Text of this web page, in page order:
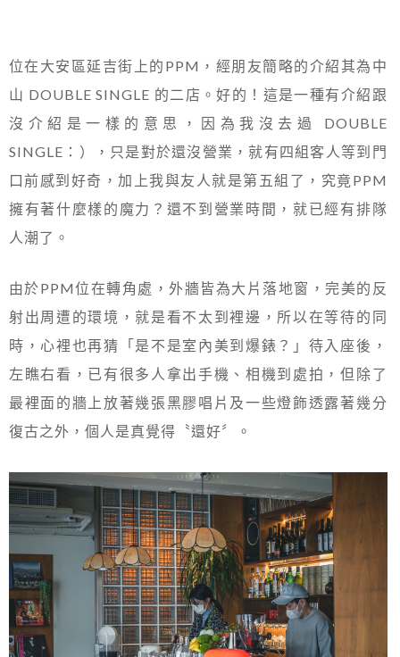
位在大安區延吉街上的PPM，經朋友簡略的介紹其為中
山 DOUBLE SINGLE 的二店。好的！這是一種有介紹跟
沒介紹是一樣的意思，因為我沒去過 DOUBLE
SINGLE：），只是對於還沒營業，就有四組客人等到門
口前感到好奇，加上我與友人就是第五組了，究竟PPM
擁有著什麼樣的魔力？還不到營業時間，就已經有排隊
人潮了。
由於PPM位在轉角處，外牆皆為大片落地窗，完美的反
射出周遭的環境，就是看不太到裡邊，所以在等待的同
時，心裡也再猜「是不是室內美到爆錶？」待入座後，
左瞧右看，已有很多人拿出手機、相機到處拍，但除了
最裡面的牆上放著幾張黑膠唱片及一些燈飾透露著幾分
復古之外，個人是真覺得〝還好〞。